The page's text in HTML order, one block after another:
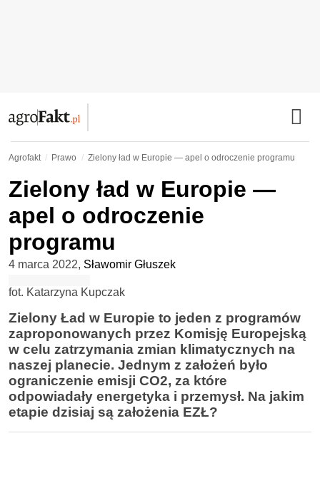
Agrofakt Prawo Zielony ład w Europie — apel o odroczenie programu
Zielony ład w Europie —
apel o odroczenie
programu
4 marca 2022, Sławomir Głuszek
fot. Katarzyna Kupczak
Zielony Ład w Europie to jeden z programów
zaproponowanych przez Komisję Europejską
w celu zatrzymania zmian klimatycznych na
naszej planecie. Jednym z założeń było
ograniczenie emisji CO2, za które
odpowiadały energetyka i przemysł. Na jakim
etapie dzisiaj są założenia EZŁ?